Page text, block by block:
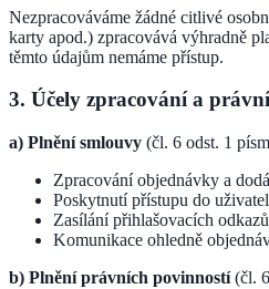
Nezpracováváme žádné citlivé
karty apod.) zpracovává výhradně
těmto údajům nemáme přístup.
3. Účely zpracování a
a) Plnění smlouvy (čl. 6 odst. 1
Zpracování objednávky a
Poskytnutí přístupu do
Zasílání přihlašovacích
Komunikace ohledně
b) Plnění právních povinností(čl.